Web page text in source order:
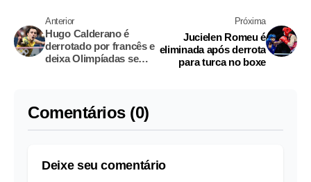
Anterior
Hugo Calderano é
derrotado por francês e
deixa Olimpíadas sem
Próxima
Jucielen Romeu é
eliminada após derrota
para turca no boxe
Comentários (0)
Deixe seu comentário